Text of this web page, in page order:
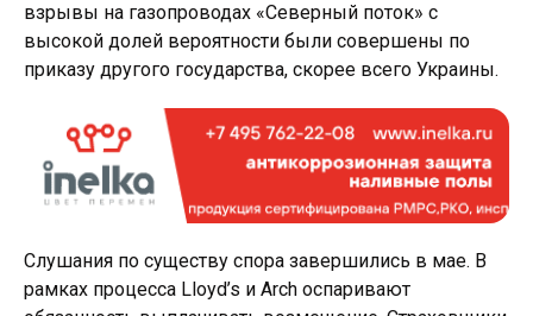
взрывы на газопроводах «Северный поток» с
высокой долей вероятности были совершены по
приказу другого государства, скорее всего Украины.
Слушания по существу спора завершились в мае. В
рамках процесса Lloyd’s и Arch оспаривают